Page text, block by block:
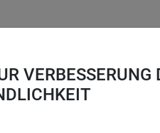
VERBESSERUNG